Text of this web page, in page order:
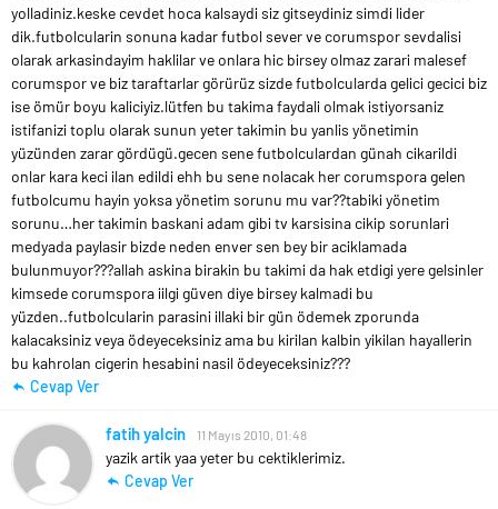
yolladiniz.keske cevdet hoca kalsaydi siz gitseydiniz simdi lider
dik.futbolcularin sonuna kadar futbol sever ve corumspor sevdalisi
olarak arkasindayim haklilar ve onlara hic birsey olmaz zarari malesef
corumspor ve biz taraftarlar görürüz sizde futbolcularda gelici gecici biz
ise ömür boyu kaliciyiz.lütfen bu takima faydali olmak istiyorsaniz
istifanizi toplu olarak sunun yeter takimin bu yanlis yönetimin
yüzünden zarar gördügü.gecen sene futbolculardan günah cikarildi
onlar kara keci ilan edildi ehh bu sene nolacak her corumspora gelen
futbolcumu hayin yoksa yönetim sorunu mu var??tabiki yönetim
sorunu…her takimin baskani adam gibi tv karsisina cikip sorunlari
medyada paylasir bizde neden enver sen bey bir aciklamada
bulunmuyor???allah askina birakin bu takimi da hak etdigi yere gelsinler
kimsede corumspora iilgi güven diye birsey kalmadi bu
yüzden..futbolcularin parasini illaki bir gün ödemek zporunda
kalacaksiniz veya ödeyeceksiniz ama bu kirilan kalbin yikilan hayallerin
bu kahrolan cigerin hesabini nasil ödeyeceksiniz???
Cevap Ver
fatih yalcin 11 Mayıs 2010, 01:48
yazik artik yaa yeter bu cektiklerimiz.
Cevap Ver